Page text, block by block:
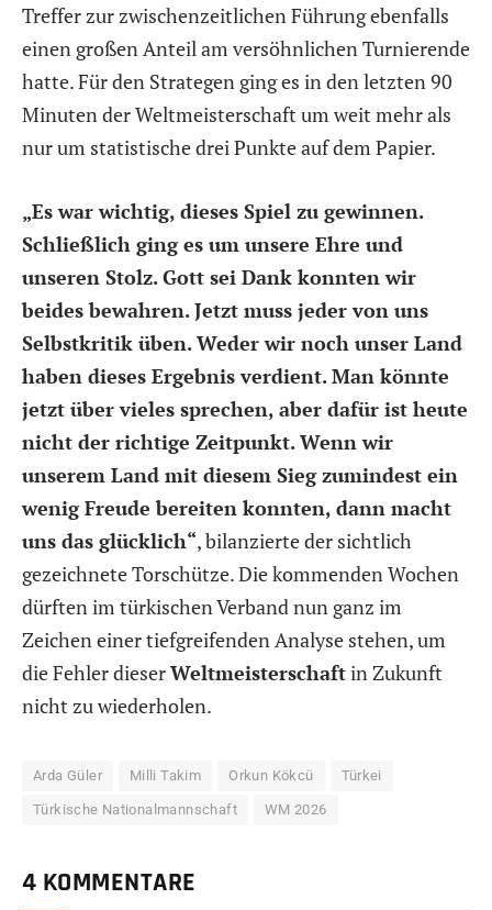
Treffer zur zwischenzeitlichen Führung ebenfalls
einen großen Anteil am versöhnlichen Turnierende
hatte. Für den Strategen ging es in den letzten 90
Minuten der Weltmeisterschaft um weit mehr als
nur um statistische drei Punkte auf dem Papier.
„Es war wichtig, dieses Spiel zu gewinnen.
Schließlich ging es um unsere Ehre und
unseren Stolz. Gott sei Dank konnten wir
beides bewahren. Jetzt muss jeder von uns
Selbstkritik üben. Weder wir noch unser Land
haben dieses Ergebnis verdient. Man könnte
jetzt über vieles sprechen, aber dafür ist heute
nicht der richtige Zeitpunkt. Wenn wir
unserem Land mit diesem Sieg zumindest ein
wenig Freude bereiten konnten, dann macht
uns das glücklich“, bilanzierte der sichtlich
gezeichnete Torschütze. Die kommenden Wochen
dürften im türkischen Verband nun ganz im
Zeichen einer tiefgreifenden Analyse stehen, um
die Fehler dieserWeltmeisterschaftin Zukunft
nicht zu wiederholen.
Arda Güler Milli Takim Orkun Kökcü Türkei
Türkische Nationalmannschaft WM 2026
4 KOMMENTARE